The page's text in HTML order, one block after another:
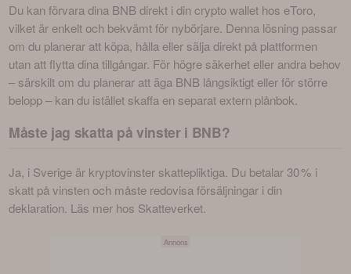
Du kan förvara dina BNB direkt i din crypto wallet hos eToro,
vilket är enkelt och bekvämt för nybörjare. Denna lösning passar
om du planerar att köpa, hålla eller sälja direkt på plattformen
utan att flytta dina tillgångar. För högre säkerhet eller andra behov
– särskilt om du planerar att äga BNB långsiktigt eller för större
belopp – kan du istället skaffa en separat extern plånbok.
Måste jag skatta på vinster i BNB?
Ja, i Sverige är kryptovinster skattepliktiga. Du betalar 30 % i
skatt på vinsten och måste redovisa försäljningar i din
deklaration. Läs mer hos Skatteverket.